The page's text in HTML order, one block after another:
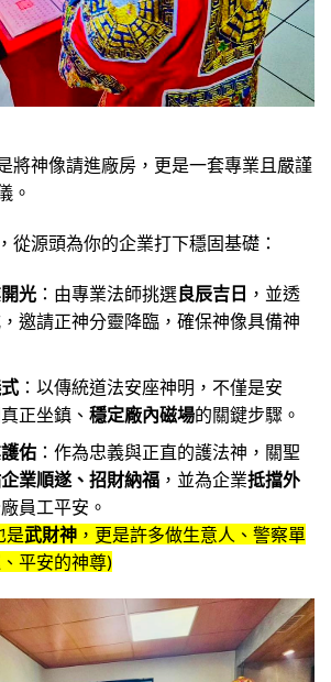
將神像請進廠房，更是一套專業且嚴謹
。
從源頭為你的企業打下穩固基礎：
光：由專業法師挑選良辰吉日 ，並透
邀請正神分靈降臨，確保神像具備神
：以傳統道法安座神明，不僅是安
正坐鎮、 穩定廠內磁場的關鍵步驟。
佑：作為忠義與正直的護法神，關聖
業順遂、招財納福，並為企業抵擋外
員工平安。
是武財神，更是許多做生意人、警察單
平安的神尊)